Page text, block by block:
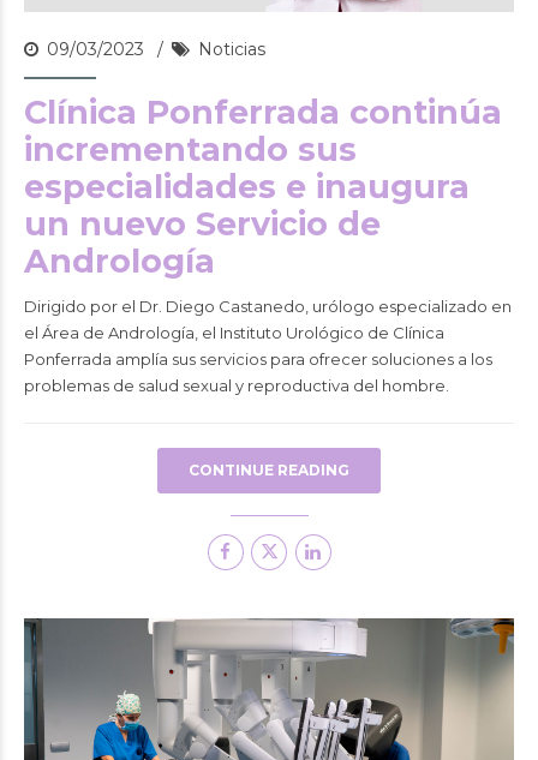
09/03/2023 Noticias
Clínica Ponferrada continúa
incrementando sus
especialidades e inaugura
un nuevo Servicio de
Andrología
Dirigido por el Dr. Diego Castanedo, urólogo especializado en
el Área de Andrología, el Instituto Urológico de Clínica
Ponferrada amplía sus servicios para ofrecer soluciones a los
problemas de salud sexual y reproductiva del hombre.
CONTINUE READING